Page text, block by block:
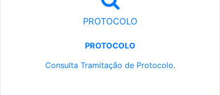
PROTOCOLO
PROTOCOLO
Consulta Tramitação de Protocolo.